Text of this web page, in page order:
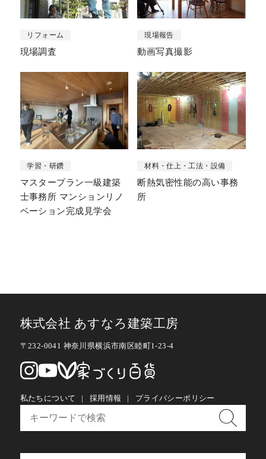
リフォーム
現場調査
現場報告
動画写真撮影
学習・研鑽
マスタープラン一級建築
士事務所 マンションリノ
ベーション完成見学会
材料・仕上・工法・設備
断熱気密性能の高い事務
所
株式会社 あすなろ建築工房
〒232-0041 神奈川県横浜市南区睦町1-23-4
私たちについて 採用情報 プライバシーポリシー